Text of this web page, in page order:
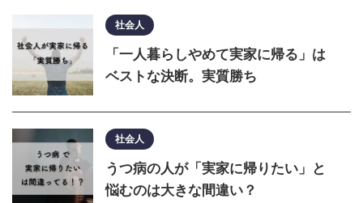
社会人
「一人暮らしやめて実家に帰る」は
ベストな決断。実質勝ち
社会人
うつ病の人が「実家に帰りたい」と
悩むのは大きな間違い？